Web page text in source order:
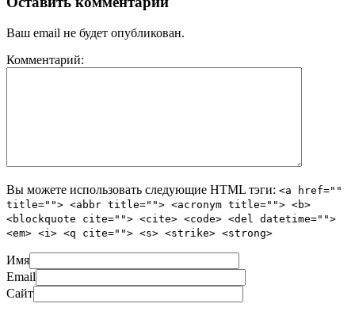
Ваш email не будет опубликован.
Комментарий:
Вы можете использовать следующие HTML тэги: <a href=""
title=""> <abbr title=""> <acronym title=""> <b>
<blockquote cite=""> <cite> <code> <del datetime="">
<em> <i> <q cite=""> <s> <strike> <strong>
Имя
Email
Сайт